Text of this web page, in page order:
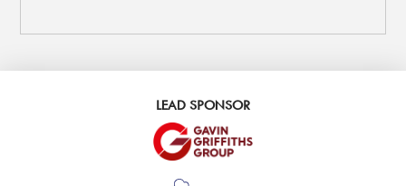
LEAD SPONSOR